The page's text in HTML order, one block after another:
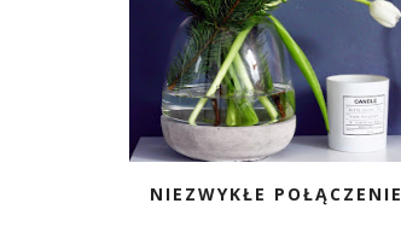
NIEZWYKŁE POŁĄCZENIE